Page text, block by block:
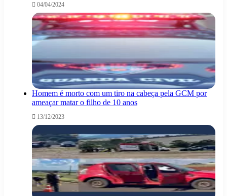
04/04/2024
Homem é morto com um tiro na cabeça pela GCM por
ameaçar matar o filho de 10 anos
13/12/2023